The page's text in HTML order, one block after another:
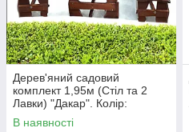
Дерев'яний садовий
комплект 1,95м (Стіл та 2
Лавки) "Дакар". Колір:
Палісандр
В наявності